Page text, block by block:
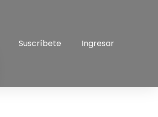
Suscríbete Ingresar